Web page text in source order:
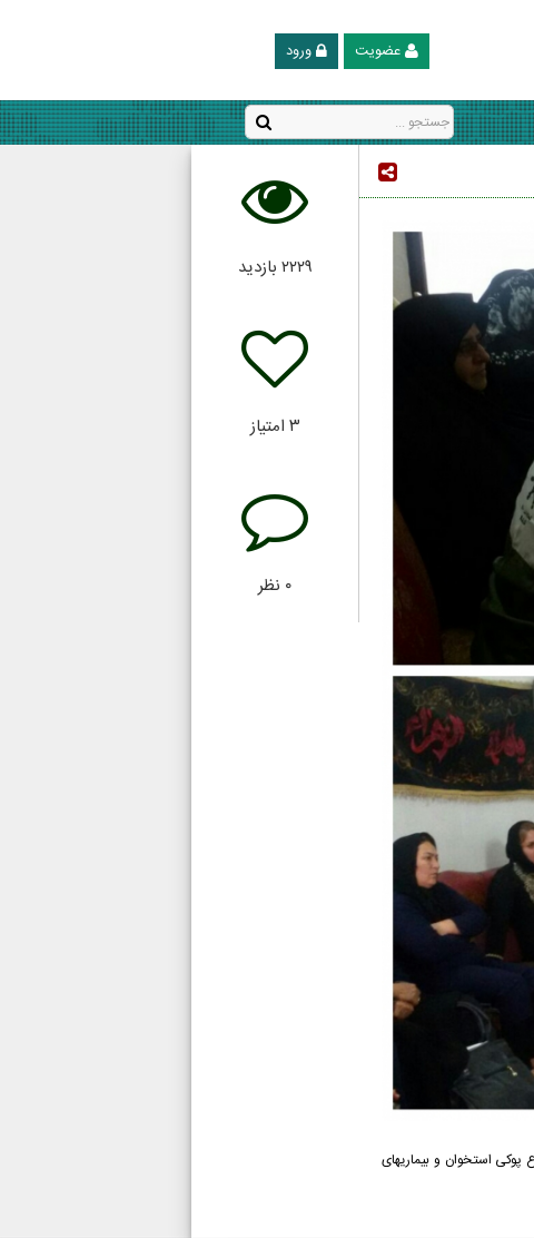
ورود عضویت
استخوان و بیماریهای
۲۲۲۹ بازدید
۳ امتیاز
۰ نظر